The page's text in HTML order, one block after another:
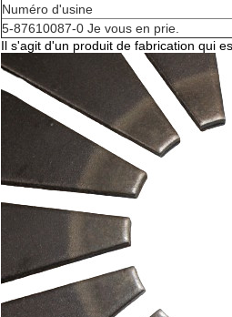
Numéro d'usine
5-87610087-0 Je vous en prie.
Il s'agit d'un produit de fabrication qui